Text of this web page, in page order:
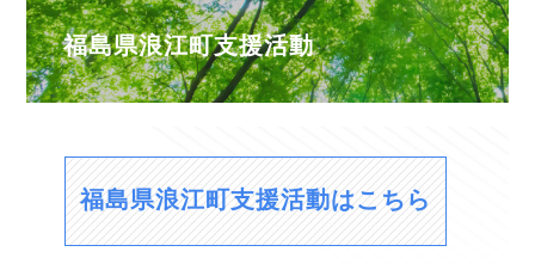
福島県浪江町支援活動
福島県浪江町支援活動はこちら